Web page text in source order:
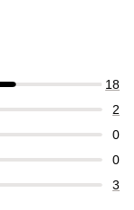
18
2
0
0
3